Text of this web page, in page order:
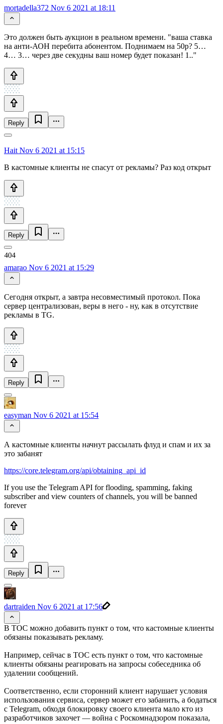
mortadella372 Nov 6 2021 at 18:11
Это должен быть аукцион в реальном времени. "ваша ставка
на анти-АОН перебита абонентом. Поднимаем на 50р? 5…
4… 3… через две секудны ваш номер будет показан! 1.."
Reply
Hait Nov 6 2021 at 15:15
В кастомные клиенты не спасут от рекламы? Раз код открыт
Reply
amarao Nov 6 2021 at 15:29
Сегодня открыт, а завтра несовместимый протокол. Пока
сервер централизован, веры в него - ну, как в отсутствие
рекламы в TG.
Reply
easyman Nov 6 2021 at 15:54
А кастомные клиенты начнут рассылать флуд и спам и их за
это забанят
https://core.telegram.org/api/obtaining_api_id
If you use the Telegram API for flooding, spamming, faking
subscriber and view counters of channels, you will be banned
forever
Reply
dartraiden Nov 6 2021 at 17:56
В TOC можно добавить пункт о том, что кастомные клиенты
обязаны показывать рекламу.
Например, сейчас в TOC есть пункт о том, что кастомные
клиенты обязаны реагировать на запросы собеседника об
удалении сообщений.
Соответственно, если сторонний клиент нарушает условия
использования сервиса, сервер может его забанить, а бодаться
с Telegram, обходя блокировку своего клиента мало кто из
разработчиков захочет — война с Роскомнадзором показала,